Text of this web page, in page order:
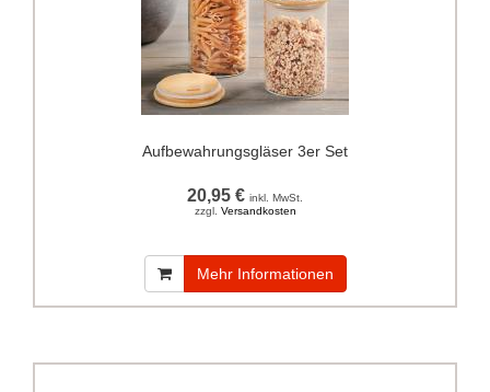
Aufbewahrungsgläser 3er Set
20,95 € inkl. MwSt.
zzgl. Versandkosten
Mehr Informationen